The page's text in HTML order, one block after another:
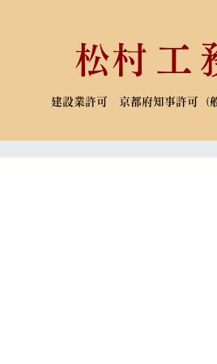
​松村 工
建設業許可 京都府知事許可（